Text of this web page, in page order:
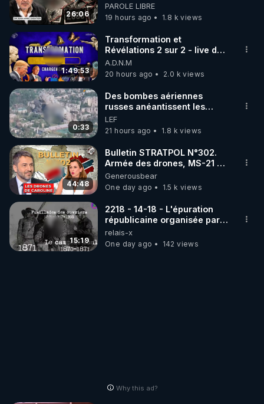
26:06
début - L'ARNm & l'ARNm-aa
jusqu où auront-t-il ?
PAROLE LIBRE
19 hours ago
1.8 k views
1:49:53
Transformation et
Révélations 2 sur 2 - live du
07/08/26
A.D.N.M
20 hours ago
2.0 k views
0:33
Des bombes aériennes
russes anéantissent les
centres de contrôle de
drones de 3 brigades
ukrainienne
LEF
21 hours ago
1.8 k views
44:48
Bulletin STRATPOL N°302.
Armée des drones, MS-21 en
série, missiles coréens.
07.08.2026.
Generousbear
One day ago
1.5 k views
15:19
2218 - 14-18 - L'épuration
républicaine organisée par
les frères de la truelle
relais-x
One day ago
142 views
Why this ad?